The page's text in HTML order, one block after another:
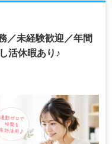
／未経験歓迎／年間
活休暇あり♪